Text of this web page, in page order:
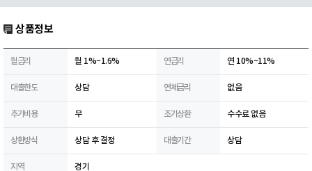
상품정보
월금리 월 1%~1.6% 연금리 연 10%~11%
대출한도 상담 연체금리 없음
추가비용 무 조기상환 수수료 없음
상환방식 상담 후 결정 대출기간 상담
지역 경기